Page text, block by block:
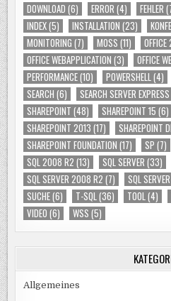
DOWNLOAD (6) ERROR (4) FEHLER
INDEX(5) INSTALLATION (23)
MONITORING (7) MOSS (11)
OFFICE WEBAPPLICATION (3) OFFICE
PERFORMANCE(10) POWERSHELL (4)
SEARCH (6) SEARCH SERVER
SHAREPOINT (48) SHAREPOINT 15 (6)
SHAREPOINT 2013 (17) SHAREPOINT
SHAREPOINT FOUNDATION (17) SP (7)
SQL 2008 R2 (13) SQL SERVER (33)
SQL SERVER 2008 R2 (7) SQL
SUCHE(6) T-SQL (36) TOOL (4)
VIDEO (6) WSS (5)
Allgemeines